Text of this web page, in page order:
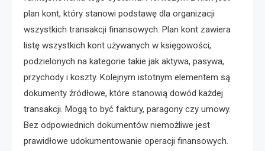
plan kont, który stanowi podstawę dla organizacji
wszystkich transakcji finansowych. Plan kont zawiera
listę wszystkich kont używanych w księgowości,
podzielonych na kategorie takie jak aktywa, pasywa,
przychody i koszty. Kolejnym istotnym elementem są
dokumenty źródłowe, które stanowią dowód każdej
transakcji. Mogą to być faktury, paragony czy umowy.
Bez odpowiednich dokumentów niemożliwe jest
prawidłowe udokumentowanie operacji finansowych.